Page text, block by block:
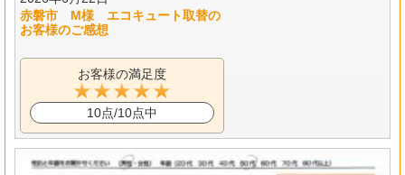
赤磐市 M様 エコキュート取替の
お客様のご感想
お客様の満足度
10点/10点中